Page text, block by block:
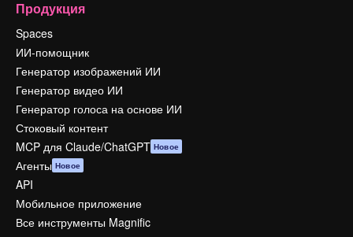
Продукция
Spaces
ИИ-помощник
Генератор изображений ИИ
Генератор видео ИИ
Генератор голоса на основе ИИ
Стоковый контент
MCP для Claude/ChatGPT Новое
Агенты Новое
API
Мобильное приложение
Все инструменты Magnific